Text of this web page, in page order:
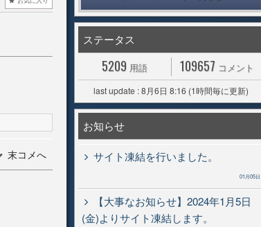
末コメへ
ステータス
5209 用語 109657 コメント
last update : 8月6日 8:16 (1時間毎に更新)
お知らせ
サイト凍結を行いました。
01月05日
【大事なお知らせ】2024年1月5日
(金)よりサイト凍結します。